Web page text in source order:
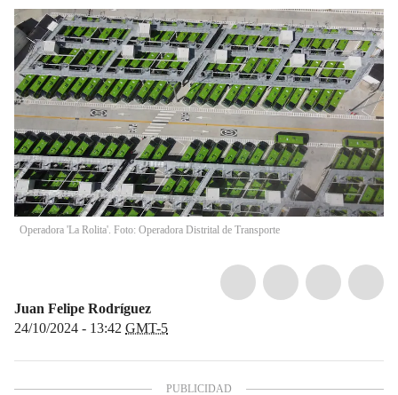
Operadora 'La Rolita'. Foto: Operadora Distrital de Transporte
Juan Felipe Rodríguez
24/10/2024 - 13:42 GMT-5